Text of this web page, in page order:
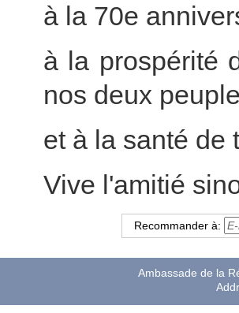
à la 70e
à la prospérité
nos deux
et à la santé de
Vive l'amitié
Recommander à:
Ambassade de la